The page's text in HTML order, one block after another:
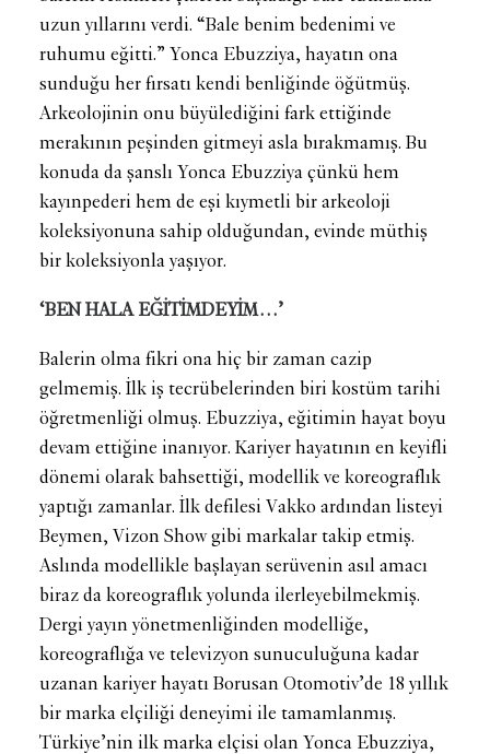
uzun yıllarını verdi. “Bale benim bedenimi ve
ruhumu eğitti.” Yonca Ebuzziya, hayatın ona
sunduğu her fırsatı kendi benliğinde öğütmüş.
Arkeolojinin onu büyülediğini fark ettiğinde
merakının peşinden gitmeyi asla bırakmamış. Bu
konuda da şanslı Yonca Ebuzziya çünkü hem
kayınpederi hem de eşi kıymetli bir arkeoloji
koleksiyonuna sahip olduğundan, evinde müthiş
bir koleksiyonla yaşıyor.
‘BEN HALA EĞİTİMDEYİM…’
Balerin olma fikri ona hiç bir zaman cazip
gelmemiş. İlk iş tecrübelerinden biri kostüm tarihi
öğretmenliği olmuş. Ebuzziya, eğitimin hayat boyu
devam ettiğine inanıyor. Kariyer hayatının en keyifli
dönemi olarak bahsettiği, modellik ve koreograflık
yaptığı zamanlar. İlk defilesi Vakko ardından listeyi
Beymen, Vizon Show gibi markalar takip etmiş.
Aslında modellikle başlayan serüvenin asıl amacı
biraz da koreograflık yolunda ilerleyebilmekmiş.
Dergi yayın yönetmenliğinden modelliğe,
koreograflığa ve televizyon sunuculuğuna kadar
uzanan kariyer hayatı Borusan Otomotiv’de 18 yıllık
bir marka elçiliği deneyimi ile tamamlanmış.
Türkiye’nin ilk marka elçisi olan Yonca Ebuzziya,